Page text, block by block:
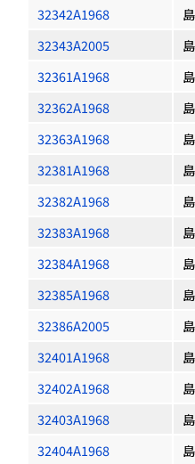
32342A1968
32343A2005
32361A1968
32362A1968
32363A1968
32381A1968
32382A1968
32383A1968
32384A1968
32385A1968
32386A2005
32401A1968
32402A1968
32403A1968
32404A1968